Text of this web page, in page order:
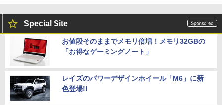
Special Site
お値段そのままでメモリ倍増！メモリ32GBの
「お得なゲーミングノート」
レイズのパワーデザインホイール「M6」に新
色登場!!